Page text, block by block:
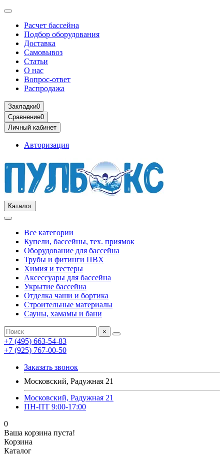
Расчет бассейна
Подбор оборудования
Доставка
Самовывоз
Статьи
О нас
Вопрос-ответ
Распродажа
Закладки0
Сравнение0
Личный кабинет
Авторизация
Каталог
Все категории
Купели, бассейны, тех. приямок
Оборудование для бассейна
Трубы и фитинги ПВХ
Химия и тестеры
Аксессуары для бассейна
Укрытие бассейна
Отделка чаши и бортика
Строительные материалы
Сауны, хамамы и бани
×
+7 (495) 663-54-83
+7 (925) 767-00-50
Заказать звонок
Московский, Радужная 21
Московский, Радужная 21
ПН-ПТ 9:00-17:00
0
Ваша корзина пуста!
Корзина
Каталог